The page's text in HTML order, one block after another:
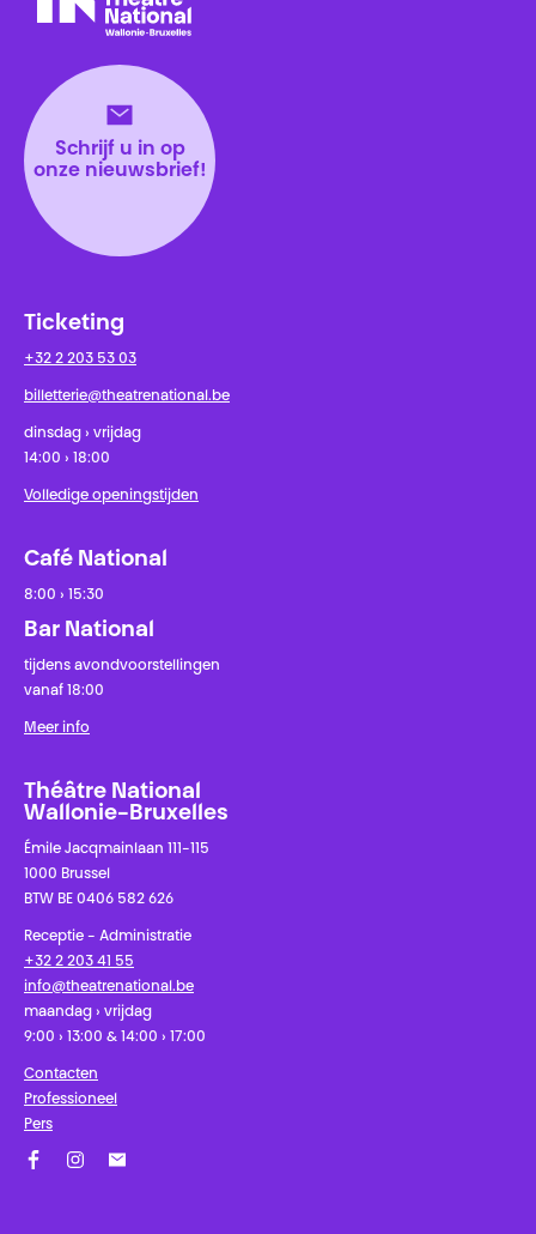
Schrijf u in op
onze nieuwsbrief!
Ticketing
+32 2 203 53 03
billetterie@theatrenational.be
dinsdag › vrijdag
14:00 › 18:00
Volledige openingstijden
Café National
8:00 › 15:30
Bar National
tijdens avondvoorstellingen
vanaf 18:00
Meer info
Théâtre National
Wallonie-Bruxelles
Émile Jacqmainlaan 111-115
1000 Brussel
BTW BE 0406 582 626
Receptie - Administratie
+32 2 203 41 55
info@theatrenational.be
maandag › vrijdag
9:00 › 13:00 & 14:00 › 17:00
Contacten
Professioneel
Pers